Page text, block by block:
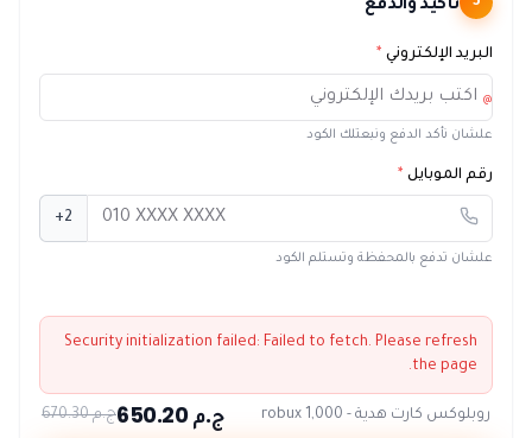
البريد الإلكتروني *
@
علشان نأكد الدفع ونبعتلك الكود
رقم الموبايل *
+2
علشان تدفع بالمحفظة وتستلم الكود
Security initialization failed: Failed to fetch. Please refresh
the page.
روبلوكس كارت هدية - 1,000 robux ج.م 650.20 ج.م 670.30